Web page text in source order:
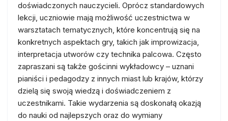
doświadczonych nauczycieli. Oprócz standardowych
lekcji, uczniowie mają możliwość uczestnictwa w
warsztatach tematycznych, które koncentrują się na
konkretnych aspektach gry, takich jak improwizacja,
interpretacja utworów czy technika palcowa. Często
zapraszani są także gościnni wykładowcy – uznani
pianiści i pedagodzy z innych miast lub krajów, którzy
dzielą się swoją wiedzą i doświadczeniem z
uczestnikami. Takie wydarzenia są doskonałą okazją
do nauki od najlepszych oraz do wymiany